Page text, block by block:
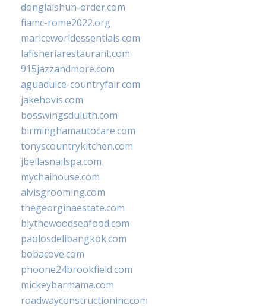
donglaishun-order.com
fiamc-rome2022.org
mariceworldessentials.com
lafisheriarestaurant.com
915jazzandmore.com
aguadulce-countryfair.com
jakehovis.com
bosswingsduluth.com
birminghamautocare.com
tonyscountrykitchen.com
jbellasnailspa.com
mychaihouse.com
alvisgrooming.com
thegeorginaestate.com
blythewoodseafood.com
paolosdelibangkok.com
bobacove.com
phoone24brookfield.com
mickeybarmama.com
roadwayconstructioninc.com